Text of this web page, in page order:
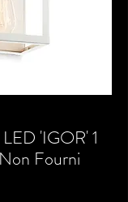
'IGOR' 1
Fourni